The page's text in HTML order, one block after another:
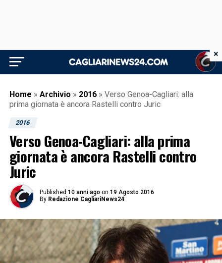
Home » Archivio » 2016 » Verso Genoa-Cagliari: alla
prima giornata è ancora Rastelli contro Juric
2016
Verso Genoa-Cagliari: alla prima
giornata è ancora Rastelli contro
Juric
Published 10 anni ago on 19 Agosto 2016
By Redazione CagliariNews24
×